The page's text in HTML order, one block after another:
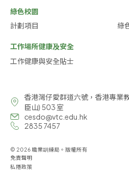
綠色校園
計劃項目
綠
工作場所健康及安全
工作健康與安全貼士
香港灣仔愛群道六號，香港專業
臣山) 503 室
cesdo@vtc.edu.hk
2835 7457
© 2026 職業訓練局。版權所有
免責聲明
私隱政策